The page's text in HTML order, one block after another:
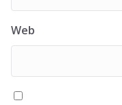
Web